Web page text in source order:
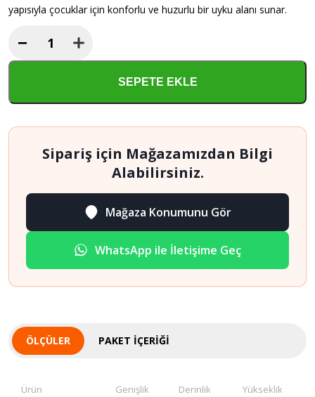
yapısıyla çocuklar için konforlu ve huzurlu bir uyku alanı sunar.
Flower
Montessori
−
SEPETE EKLE
Sipariş için Mağazamızdan Bilgi
Alabilirsiniz.
Mağaza Konumunu Gör
WhatsApp ile İletişime Geç
ÖLÇÜLER PAKET İÇERIĞI
Ürün Genişlik Derinlik Yükseklik